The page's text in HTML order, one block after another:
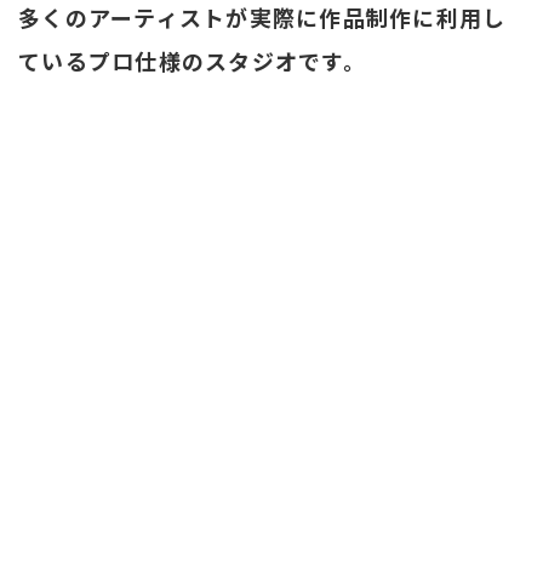
多くのアーティストが実際に作品制作に利用し
ているプロ仕様のスタジオです。